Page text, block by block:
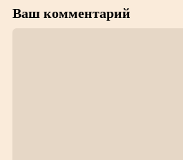
Ваш комментарий